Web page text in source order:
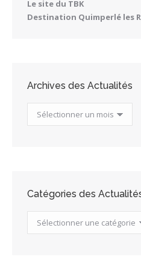
Le site du TBK
Destination Quimperlé les
Archives des Actualités
Archives
des
Catégories des
Catégories
des